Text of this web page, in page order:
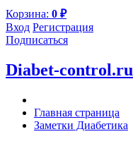
Корзина: 0 ₽
Вход Регистрация
Подписаться
Diabet-control.ru
Главная страница
Заметки Диабетика